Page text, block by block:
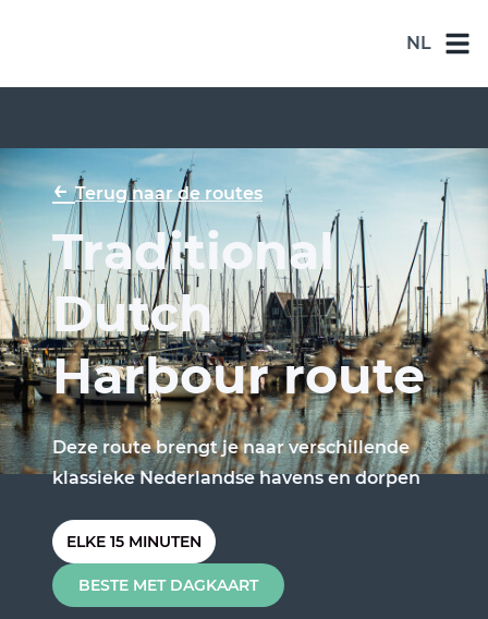
NL
NL
EN
FR
←Terug naar de routes
Traditional
Dutch
Harbour route
Deze route brengt je naar verschillende
klassieke Nederlandse havens en dorpen
ELKE 15 MINUTEN
BESTE MET DAGKAART